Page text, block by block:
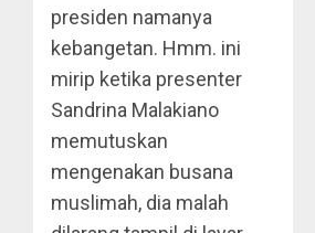
presiden namanya
kebangetan. Hmm. ini
mirip ketika presenter
Sandrina Malakiano
memutuskan
mengenakan busana
muslimah, dia malah